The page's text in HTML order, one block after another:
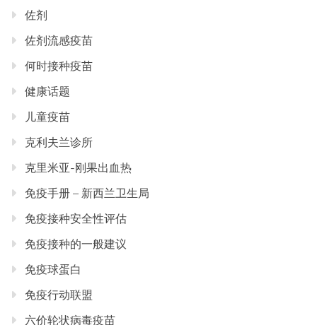
佐剂
佐剂流感疫苗
何时接种疫苗
健康话题
儿童疫苗
克利夫兰诊所
克里米亚-刚果出血热
免疫手册 – 新西兰卫生局
免疫接种安全性评估
免疫接种的一般建议
免疫球蛋白
免疫行动联盟
六价轮状病毒疫苗